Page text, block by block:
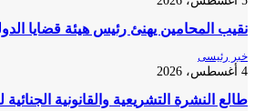
نقيب المحامين يهنئ رئيس هيئة قضايا
خبر رئيسى
4 أغسطس، 2026
طالع النشرة التشريعية والقانونية الجنائية لشهر يناير 2025 الصادرة عن المكتب